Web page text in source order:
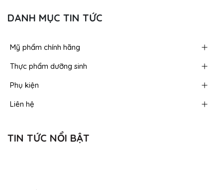
DANH MỤC TIN TỨC
Mỹ phẩm chính hãng
Thực phẩm dưỡng sinh
Phụ kiện
Liên hệ
TIN TỨC NỔI BẬT